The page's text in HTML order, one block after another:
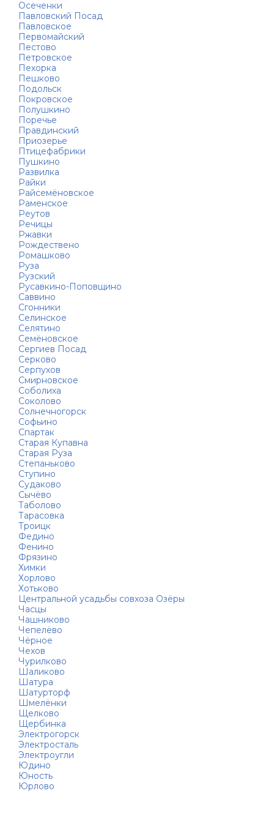
Осеченки
Павловский Посад
Павловское
Первомайский
Пестово
Петровское
Пехорка
Пешково
Подольск
Покровское
Полушкино
Поречье
Правдинский
Приозерье
Птицефабрики
Пушкино
Развилка
Райки
Райсемёновское
Раменское
Реутов
Речицы
Ржавки
Рождествено
Ромашково
Руза
Рузский
Русавкино-Поповщино
Саввино
Сгонники
Селинское
Селятино
Семёновское
Сергиев Посад
Серково
Серпухов
Смирновское
Соболиха
Соколово
Солнечногорск
Софьино
Спартак
Старая Купавна
Старая Руза
Степаньково
Ступино
Судаково
Сычёво
Таболово
Тарасовка
Троицк
Федино
Фенино
Фрязино
Химки
Хорлово
Хотьково
Центральной усадьбы совхоза Озёры
Часцы
Чашниково
Чепелёво
Чёрное
Чехов
Чурилково
Шаликово
Шатура
Шатурторф
Шмелёнки
Щелково
Щербинка
Электрогорск
Электросталь
Электроугли
Юдино
Юность
Юрлово